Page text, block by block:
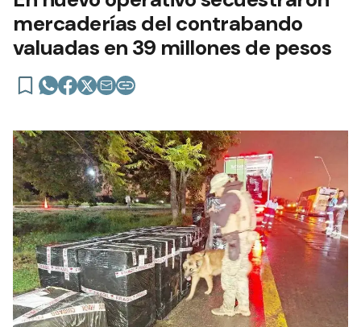
mercaderías del contrabando
valuadas en 39 millones de pesos